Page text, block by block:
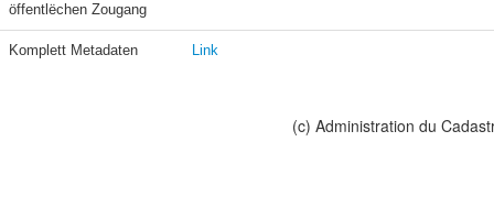
öffentlëchen Zougang
Komplett Metadaten Link
(c) Administration du